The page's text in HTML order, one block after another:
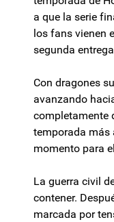
a que la serie
los fans vienen
segunda
Con dragones
avanzando
completamente
temporada más
momento para
La guerra civil
contener.
marcada por